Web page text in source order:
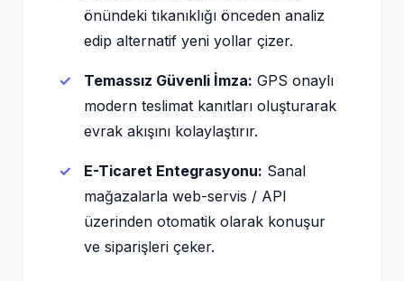
önündeki tıkanıklığı önceden analiz
edip alternatif yeni yollar çizer.
Temassız Güvenli İmza: GPS onaylı
modern teslimat kanıtları oluşturarak
evrak akışını kolaylaştırır.
E-Ticaret Entegrasyonu: Sanal
mağazalarla web-servis / API
üzerinden otomatik olarak konuşur
ve siparişleri çeker.